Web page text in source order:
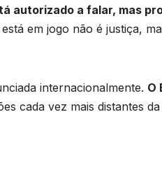
autorizado a falar, mas
em jogo não é justiça,
internacionalmente. O
cada vez mais distantes